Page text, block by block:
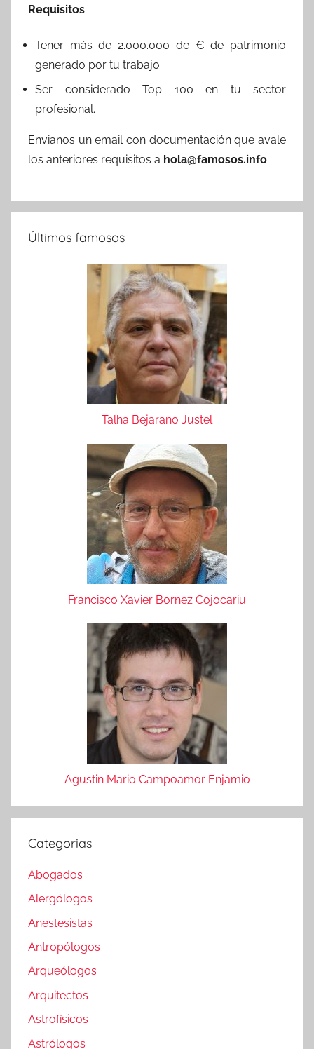
Requisitos
Tener más de 2.000.000 de € de patrimonio
generado por tu trabajo.
Ser considerado Top 100 en tu sector
profesional.
Envianos un email con documentación que avale
los anteriores requisitos a hola@famosos.info
Últimos famosos
Talha Bejarano Justel
Francisco Xavier Bornez Cojocariu
Agustin Mario Campoamor Enjamio
Categorias
Abogados
Alergólogos
Anestesistas
Antropólogos
Arqueólogos
Arquitectos
Astrofísicos
Astrólogos